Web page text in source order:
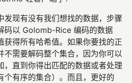
发现有没有我们想找的数据，步骤
码以 Golomb-Rice 编码的数据
获得所有哈希值。如果你要找的正
不需要解码整个集合，因为你可以
，直到你得出匹配的数据或者处理
个有序的集合）。而且，更好的